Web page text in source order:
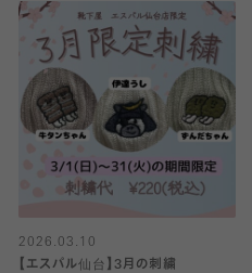
2026.03.10
【エスパル仙台】3月の刺繍